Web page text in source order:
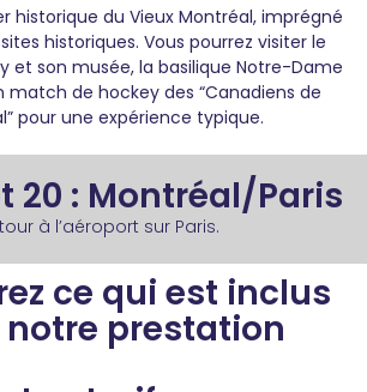
historique du Vieux Montréal, imprégné
historiques. Vous pourrez visiter le
et son musée, la basilique Notre-Dame
match de hockey des “Canadiens de
pour une expérience typique.
20 : Montréal/Paris
à l’aéroport sur Paris.
ce qui est inclus
prestation